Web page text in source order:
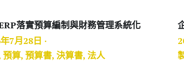
落實預算編制與財務管理系統化
7月28日 ·
預算, 預算書, 決算書, 法人